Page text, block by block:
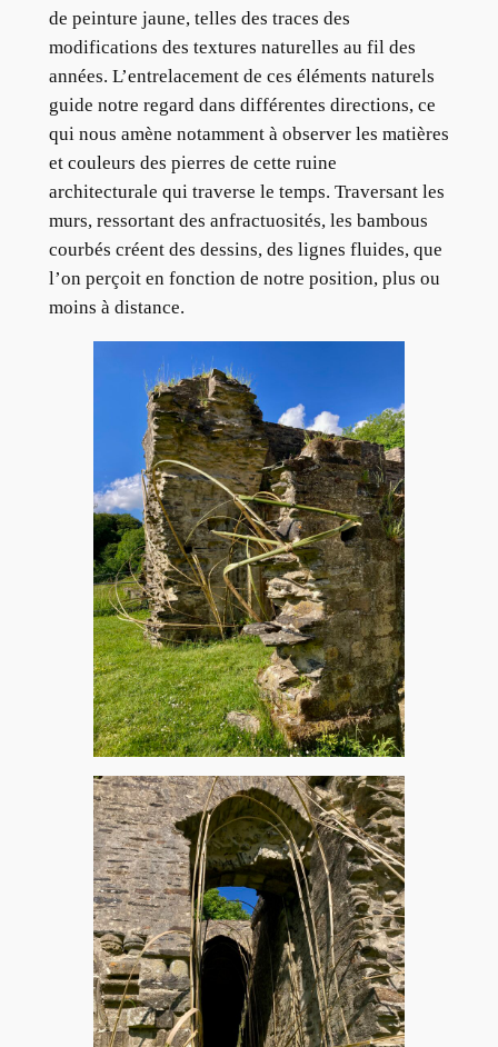
de peinture jaune, telles des traces des
modifications des textures naturelles au fil des
années. L’entrelacement de ces éléments naturels
guide notre regard dans différentes directions, ce
qui nous amène notamment à observer les matières
et couleurs des pierres de cette ruine
architecturale qui traverse le temps. Traversant les
murs, ressortant des anfractuosités, les bambous
courbés créent des dessins, des lignes fluides, que
l’on perçoit en fonction de notre position, plus ou
moins à distance.